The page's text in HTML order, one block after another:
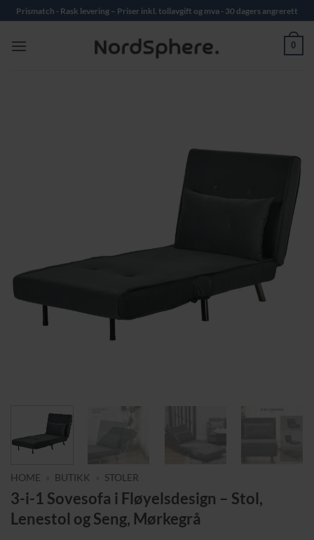
Skip
to
content
Prismatch - Rask levering – Priser inkl. tollavgift og mva - 30 dagers angrerett
0
HOME BUTIKK STOLER
3-i-1 Sovesofa i Fløyelsdesign – Stol,
Lenestol og Seng, Mørkegrå